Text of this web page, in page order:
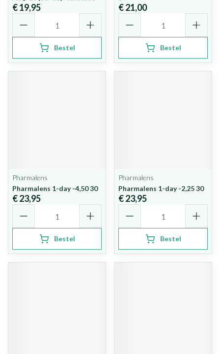
€ 19,95
Bestel
€ 21,00
Bestel
Pharmalens
Pharmalens 1-day -4,50 30
€ 23,95
Bestel
Pharmalens
Pharmalens 1-day -2,25 30
€ 23,95
Bestel